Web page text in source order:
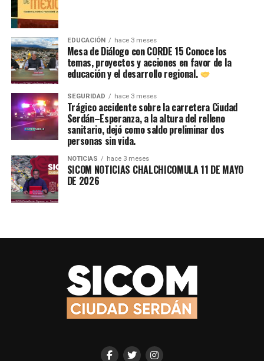
EDUCACIÓN hace 3 meses
Mesa de Diálogo con CORDE 15 Conoce los
temas, proyectos y acciones en favor de la
educación y el desarrollo regional.
SEGURIDAD hace 3 meses
Trágico accidente sobre la carretera Ciudad
Serdán–Esperanza, a la altura del relleno
sanitario, dejó como saldo preliminar dos
personas sin vida.
NOTICIAS hace 3 meses
SICOM NOTICIAS CHALCHICOMULA 11 DE MAYO
DE 2026